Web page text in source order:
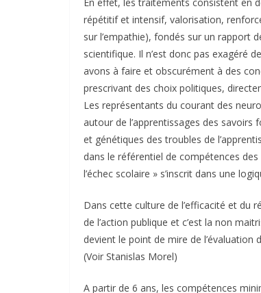
répétitif et intensif, valorisation,
sur l’empathie), fondés sur un rapport
scientifique. Il n’est donc pas exagéré
avons à faire et obscurément à des
prescrivant des choix politiques,
Les représentants du courant des
autour de l’apprentissages des
et génétiques des troubles de
dans le référentiel de compétences
l’échec scolaire » s’inscrit dans une
Dans cette culture de l’efficacité et du
de l’action publique et c’est la non
devient le point de mire de l’évaluation
(Voir Stanislas Morel)
A partir de 6 ans, les compétences